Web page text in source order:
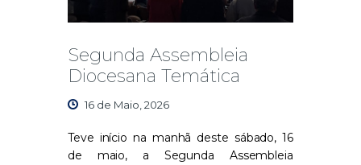
Segunda Assembleia
Diocesana Temática
16 de Maio, 2026
Teve início na manhã deste sábado, 16
de maio, a Segunda Assembleia